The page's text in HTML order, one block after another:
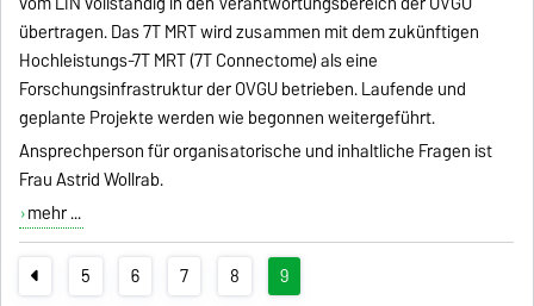
übertragen. Das 7T MRT wird zusammen mit dem zukünftigen
Hochleistungs-7T MRT (7T Connectome) als eine
Forschungsinfrastruktur der OVGU betrieben. Laufende und
geplante Projekte werden wie begonnen weitergeführt.
Ansprechperson für organisatorische und inhaltliche Fragen ist
Frau Astrid Wollrab.
mehr ...
5 6 7 8 9